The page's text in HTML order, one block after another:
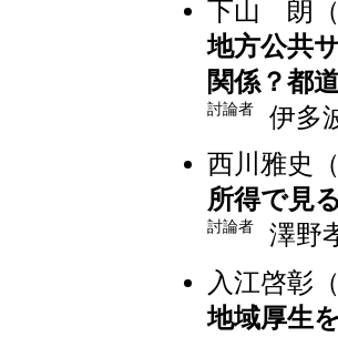
下山 朗（
地方公共
関係？都
討論者
伊多
西川雅史
所得で見
討論者
澤野
入江啓彰
地域厚生